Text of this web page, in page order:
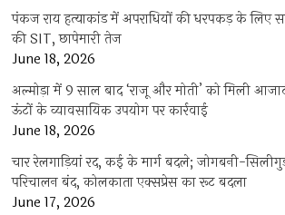
पंकज राय हत्याकांड में अपराधियों की धरपकड़ के लिए
की SIT, छापेमारी तेज
June 18, 2026
अल्मोड़ा में 9 साल बाद ‘राजू और मोती’ को मिली
ऊंटों के व्यावसायिक उपयोग पर कार्रवाई
June 18, 2026
चार रेलगाड़ियां रद, कई के मार्ग बदले; जोगबनी-
परिचालन बंद, कोलकाता एक्सप्रेस का रूट बदला
June 17, 2026